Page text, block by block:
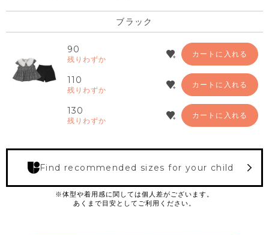
ブラック
90
残りわずか
カートに入れる
110
残りわずか
カートに入れる
130
残りわずか
カートに入れる
Find recommended sizes for your child